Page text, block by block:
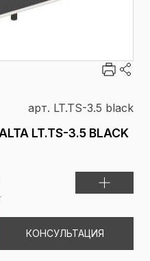
арт. LT.TS-3.5 black
LT.TS-3.5 BLACK
КОНСУЛЬТАЦИЯ